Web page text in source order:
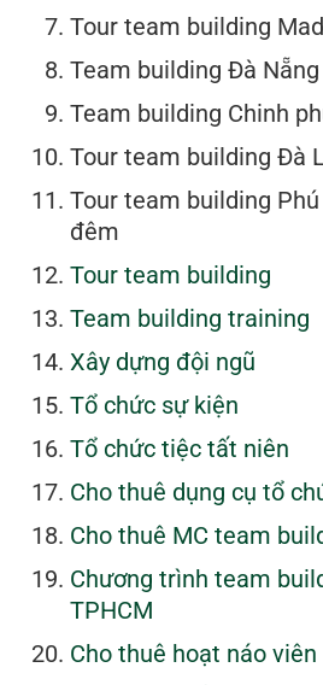
Tour team building
Team building Đà
Team building Chinh
Tour team building Đà
Tour team building
đêm
Tour team building
Team building training
Xây dựng đội ngũ
Tổ chức sự kiện
Tổ chức tiệc tất niên
Cho thuê dụng cụ tổ
Cho thuê MC team
Chương trình team
TPHCM
Cho thuê hoạt náo viên